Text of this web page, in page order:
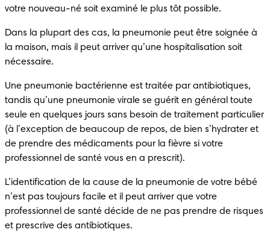
votre nouveau-né soit examiné le plus tôt possible.
Dans la plupart des cas, la pneumonie peut être soignée à
la maison, mais il peut arriver qu’une hospitalisation soit
nécessaire.
Une pneumonie bactérienne est traitée par antibiotiques,
tandis qu’une pneumonie virale se guérit en général toute
seule en quelques jours sans besoin de traitement particulier
(à l’exception de beaucoup de repos, de bien s’hydrater et
de prendre des médicaments pour la fièvre si votre
professionnel de santé vous en a prescrit).
L’identification de la cause de la pneumonie de votre bébé
n’est pas toujours facile et il peut arriver que votre
professionnel de santé décide de ne pas prendre de risques
et prescrive des antibiotiques.